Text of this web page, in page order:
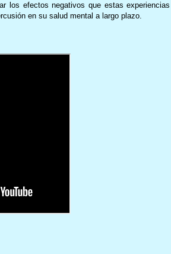
los efectos negativos que estas experiencias
en su salud mental a largo plazo.